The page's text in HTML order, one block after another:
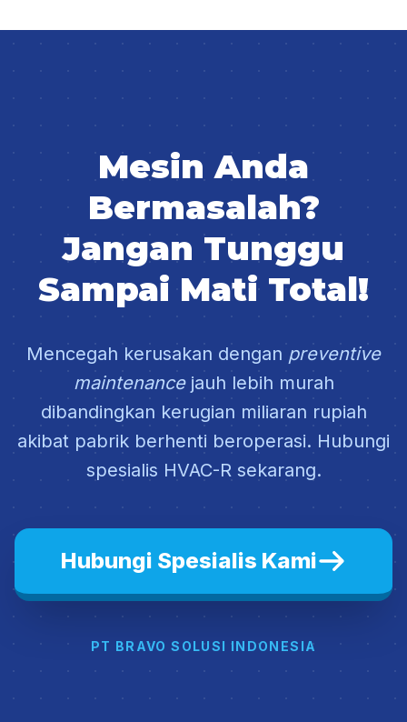
Mesin Anda
Bermasalah?
Jangan Tunggu
Sampai Mati Total!
Mencegah kerusakan dengan preventive
maintenancejauh lebih murah
dibandingkan kerugian miliaran rupiah
akibat pabrik berhenti beroperasi. Hubungi
spesialis HVAC-R sekarang.
Hubungi Spesialis Kami
PT BRAVO SOLUSI INDONESIA